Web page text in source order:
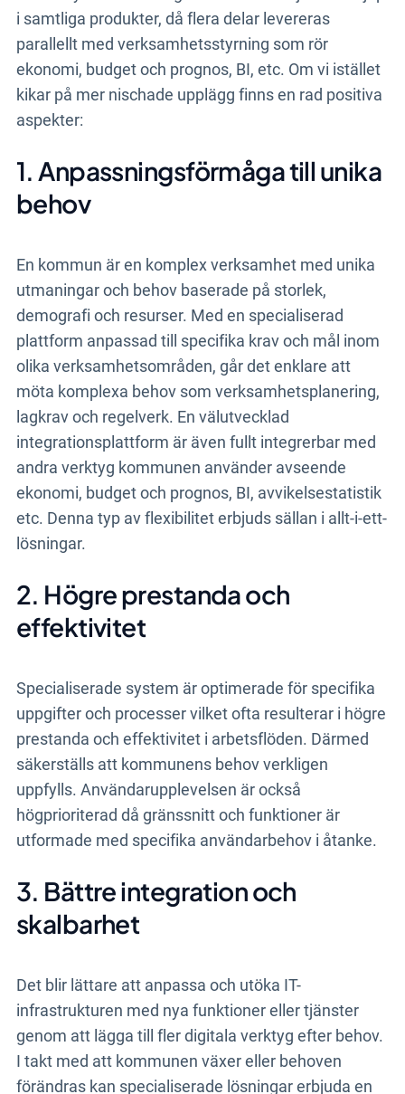
i samtliga produkter, då flera delar levereras
parallellt med verksamhetsstyrning som rör
ekonomi, budget och prognos, BI, etc. Om vi istället
kikar på mer nischade upplägg finns en rad positiva
aspekter:
1. Anpassningsförmåga till unika
behov
En kommun är en komplex verksamhet med unika
utmaningar och behov baserade på storlek,
demografi och resurser. Med en specialiserad
plattform anpassad till specifika krav och mål inom
olika verksamhetsområden, går det enklare att
möta komplexa behov som verksamhetsplanering,
lagkrav och regelverk. En välutvecklad
integrationsplattform är även fullt integrerbar med
andra verktyg kommunen använder avseende
ekonomi, budget och prognos, BI, avvikelsestatistik
etc. Denna typ av flexibilitet erbjuds sällan i allt-i-ett-
lösningar.
2. Högre prestanda och
effektivitet
Specialiserade system är optimerade för specifika
uppgifter och processer vilket ofta resulterar i högre
prestanda och effektivitet i arbetsflöden. Därmed
säkerställs att kommunens behov verkligen
uppfylls. Användarupplevelsen är också
högprioriterad då gränssnitt och funktioner är
utformade med specifika användarbehov i åtanke.
3. Bättre integration och
skalbarhet
Det blir lättare att anpassa och utöka IT-
infrastrukturen med nya funktioner eller tjänster
genom att lägga till fler digitala verktyg efter behov.
I takt med att kommunen växer eller behoven
förändras kan specialiserade lösningar erbjuda en